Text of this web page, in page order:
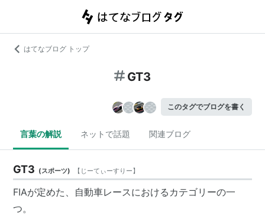
はてなブログ トップ
GT3
このタグでブログを書く
言葉の解説 ネットで話題 関連ブログ
GT3 (スポーツ) 【 じーてぃーすりー】
FIAが定めた、自動車レースにおけるカテゴリーの一
つ。